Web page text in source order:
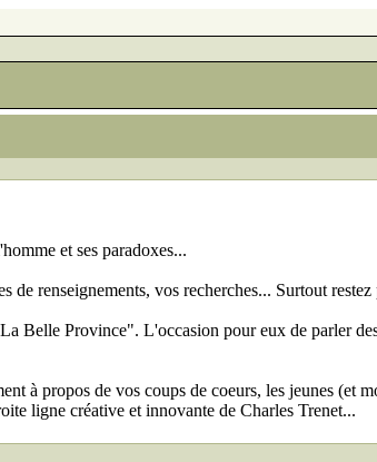
et ses paradoxes...
de renseignements, vos recherches... Surtout
Belle Province". L'occasion pour eux de parler
à propos de vos coups de coeurs, les jeunes (et
ligne créative et innovante de Charles Trenet...